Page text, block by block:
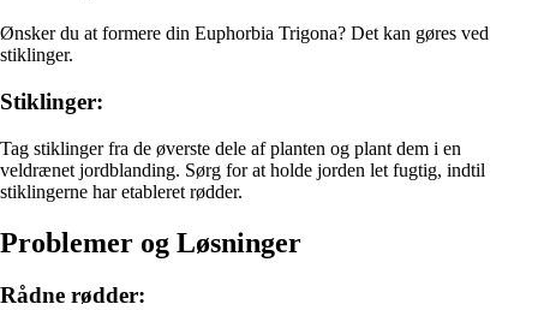
Ønsker du at formere din Euphorbia Trigona? Det kan gøres ved
stiklinger.
Stiklinger:
Tag stiklinger fra de øverste dele af planten og plant dem i en
veldrænet jordblanding. Sørg for at holde jorden let fugtig, indtil
stiklingerne har etableret rødder.
Problemer og Løsninger
Rådne rødder: